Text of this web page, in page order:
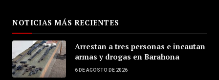
NOTICIAS MÁS RECIENTES
Arrestan a tres personas e incautan
armas y drogas en Barahona
6 DE AGOSTO DE 2026